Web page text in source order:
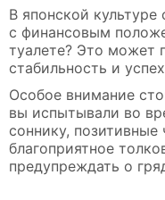
В японской
с финансовым
туалете? Это может
стабильность и
Особое внимание
вы испытывали во
соннику, позитивные
благоприятное
предупреждать о